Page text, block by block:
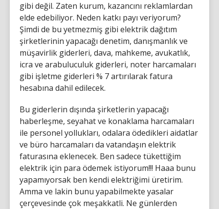
gibi değil. Zaten kurum, kazancını reklamlardan
elde edebiliyor. Neden katkı payı veriyorum?
Şimdi de bu yetmezmiş gibi elektrik dağıtım
şirketlerinin yapacağı denetim, danışmanlık ve
müşavirlik giderleri, dava, mahkeme, avukatlık,
icra ve arabuluculuk giderleri, noter harcamaları
gibi işletme giderleri % 7 artırılarak fatura
hesabına dahil edilecek.
Bu giderlerin dışında şirketlerin yapacağı
haberleşme, seyahat ve konaklama harcamaları
ile personel yollukları, odalara ödedikleri aidatlar
ve büro harcamaları da vatandaşın elektrik
faturasına eklenecek. Ben sadece tükettiğim
elektrik için para ödemek istiyorum!!! Haaa bunu
yapamıyorsak ben kendi elektriğimi üretirim.
Amma ve lakin bunu yapabilmekte yasalar
çerçevesinde çok meşakkatli. Ne günlerden